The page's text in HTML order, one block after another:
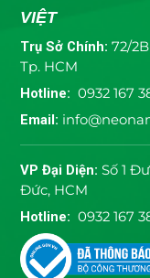
VIỆT
Trụ Sở Chính: 72/
Tp. HCM
Hotline: 0932 167
Email:
VP Đại Diện: Số 1
Đức, HCM
Hotline: 0932 167